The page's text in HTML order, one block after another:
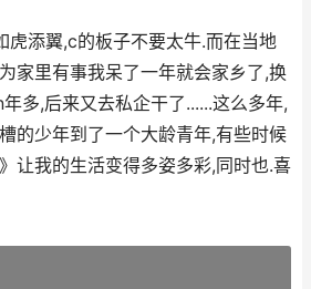
虎添翼,c的板子不要太牛.而在当地
家里有事我呆了一年就会家乡了,换
多,后来又去私企干了......这么多年,
的少年到了一个大龄青年,有些时候
让我的生活变得多姿多彩,同时也.喜